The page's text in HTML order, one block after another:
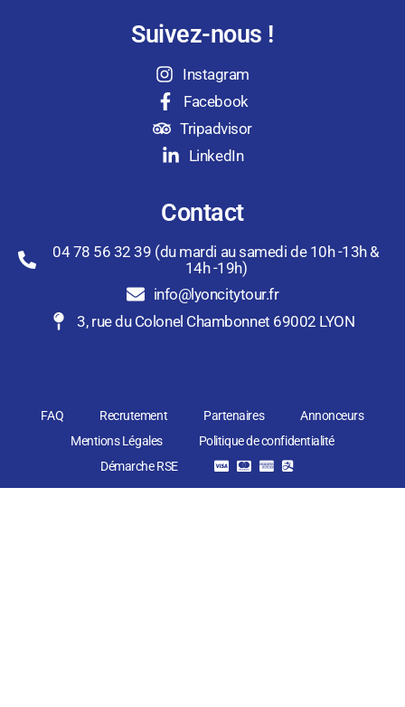
Suivez-nous !
Instagram
Facebook
Tripadvisor
LinkedIn
Contact
04 78 56 32 39 (du mardi au samedi de 10h -13h &
14h -19h)
info@lyoncitytour.fr
3, rue du Colonel Chambonnet 69002 LYON
FAQ Recrutement Partenaires
Annonceurs
Mentions Légales
Politique de confidentialité
Démarche RSE